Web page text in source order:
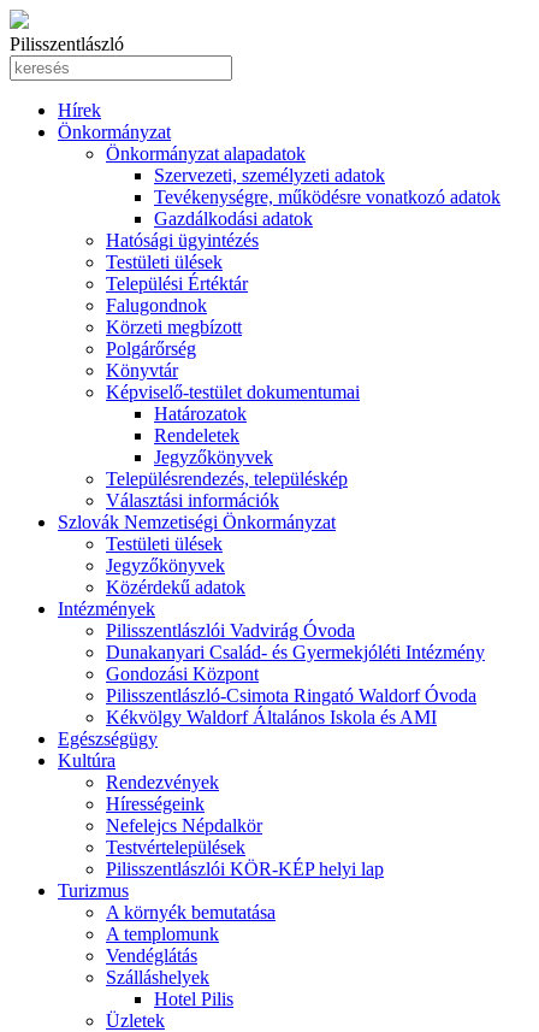
Pilisszentlászló
Hírek
Önkormányzat
Önkormányzat alapadatok
Szervezeti, személyzeti adatok
Tevékenységre, működésre vonatkozó adatok
Gazdálkodási adatok
Hatósági ügyintézés
Testületi ülések
Települési Értéktár
Falugondnok
Körzeti megbízott
Polgárőrség
Könyvtár
Képviselő-testület dokumentumai
Határozatok
Rendeletek
Jegyzőkönyvek
Településrendezés, településkép
Választási információk
Szlovák Nemzetiségi Önkormányzat
Testületi ülések
Jegyzőkönyvek
Közérdekű adatok
Intézmények
Pilisszentlászlói Vadvirág Óvoda
Dunakanyari Család- és Gyermekjóléti Intézmény
Gondozási Központ
Pilisszentlászló-Csimota Ringató Waldorf Óvoda
Kékvölgy Waldorf Általános Iskola és AMI
Egészségügy
Kultúra
Rendezvények
Hírességeink
Nefelejcs Népdalkör
Testvértelepülések
Pilisszentlászlói KÖR-KÉP helyi lap
Turizmus
A környék bemutatása
A templomunk
Vendéglátás
Szálláshelyek
Hotel Pilis
Üzletek